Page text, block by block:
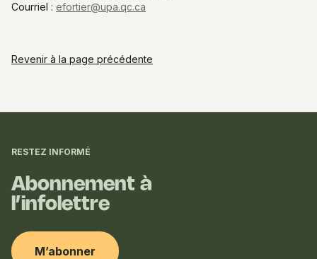
Courriel : efortier@upa.qc.ca
Revenir à la page précédente
complémentaires
RESTEZ INFORMÉ
Abonnement à
l’infolettre
M’abonner